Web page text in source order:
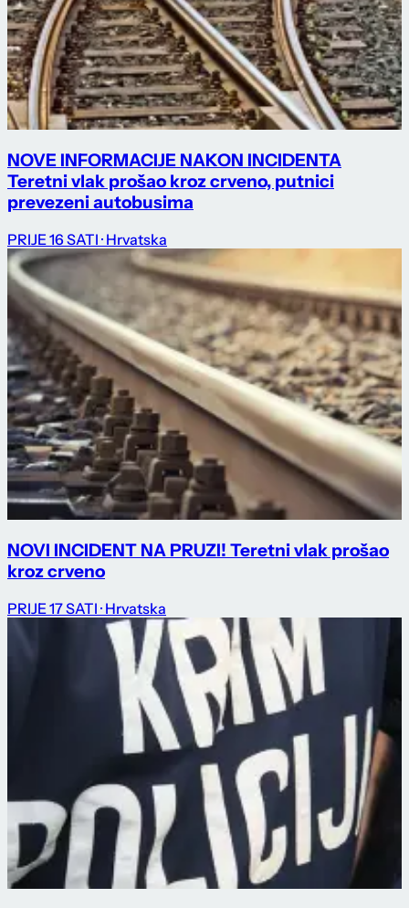
NOVE INFORMACIJE NAKON INCIDENTA
Teretni vlak prošao kroz crveno, putnici
prevezeni autobusima
PRIJE 16 SATI · Hrvatska
NOVI INCIDENT NA PRUZI! Teretni vlak prošao
kroz crveno
PRIJE 17 SATI · Hrvatska